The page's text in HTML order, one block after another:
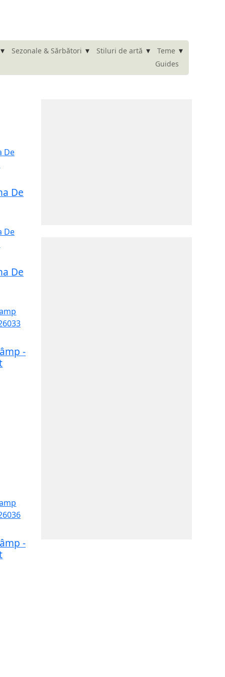
▾ Sezonale & Sărbători ▾ Stiluri de artă ▾ Teme ▾
Guides
De
De
-
-